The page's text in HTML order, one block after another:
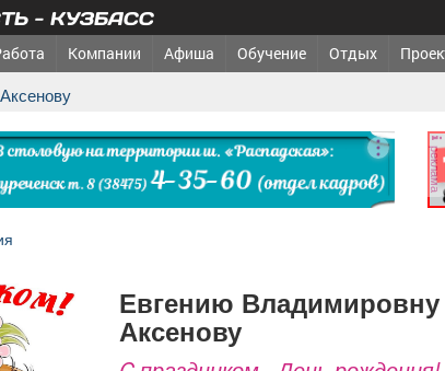
- КУЗБАСС
Компании Афиша Обучение Отдых
реклама
Евгению Владимировну
Аксенову